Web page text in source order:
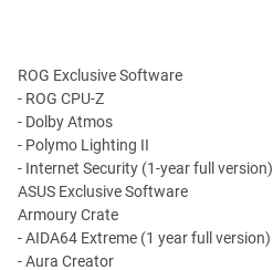
ROG Exclusive Software
- ROG CPU-Z
- Dolby Atmos
- Polymo Lighting II
- Internet Security (1-year full version)
ASUS Exclusive Software
Armoury Crate
- AIDA64 Extreme (1 year full version)
- Aura Creator